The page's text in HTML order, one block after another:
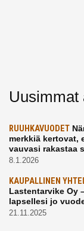
Uusimmat
RUUHKAVUODET
merkkiä kertovat,
vauvasi rakastaa
8.1.2026
KAUPALLINEN
Lastentarvike Oy
lapsellesi jo
21.11.2025